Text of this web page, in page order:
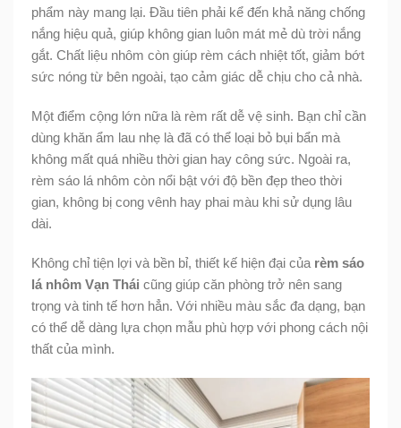
phẩm này mang lại. Đầu tiên phải kể đến khả năng chống
nắng hiệu quả, giúp không gian luôn mát mẻ dù trời nắng
gắt. Chất liệu nhôm còn giúp rèm cách nhiệt tốt, giảm bớt
sức nóng từ bên ngoài, tạo cảm giác dễ chịu cho cả nhà.
Một điểm cộng lớn nữa là rèm rất dễ vệ sinh. Bạn chỉ cần
dùng khăn ẩm lau nhẹ là đã có thể loại bỏ bụi bẩn mà
không mất quá nhiều thời gian hay công sức. Ngoài ra,
rèm sáo lá nhôm còn nổi bật với độ bền đẹp theo thời
gian, không bị cong vênh hay phai màu khi sử dụng lâu
dài.
Không chỉ tiện lợi và bền bỉ, thiết kế hiện đại của rèm sáo
lá nhôm Vạn Thái cũng giúp căn phòng trở nên sang
trọng và tinh tế hơn hẳn. Với nhiều màu sắc đa dạng, bạn
có thể dễ dàng lựa chọn mẫu phù hợp với phong cách nội
thất của mình.